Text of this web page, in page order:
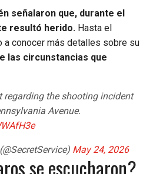
señalaron que, durante el
resultó herido. Hasta el
a conocer más detalles sobre su
las circunstancias que
regarding the shooting incident
Avenue.
May 24, 2026
se escucharon?